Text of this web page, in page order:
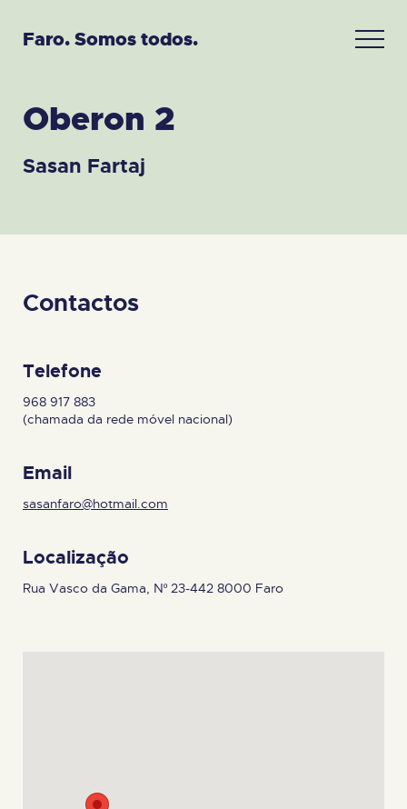
Faro. Somos todos.
Oberon 2
Sasan Fartaj
Contactos
Telefone
968 917 883
(chamada da rede móvel nacional)
Email
sasanfaro@hotmail.com
Localização
Rua Vasco da Gama, Nº 23-442 8000 Faro